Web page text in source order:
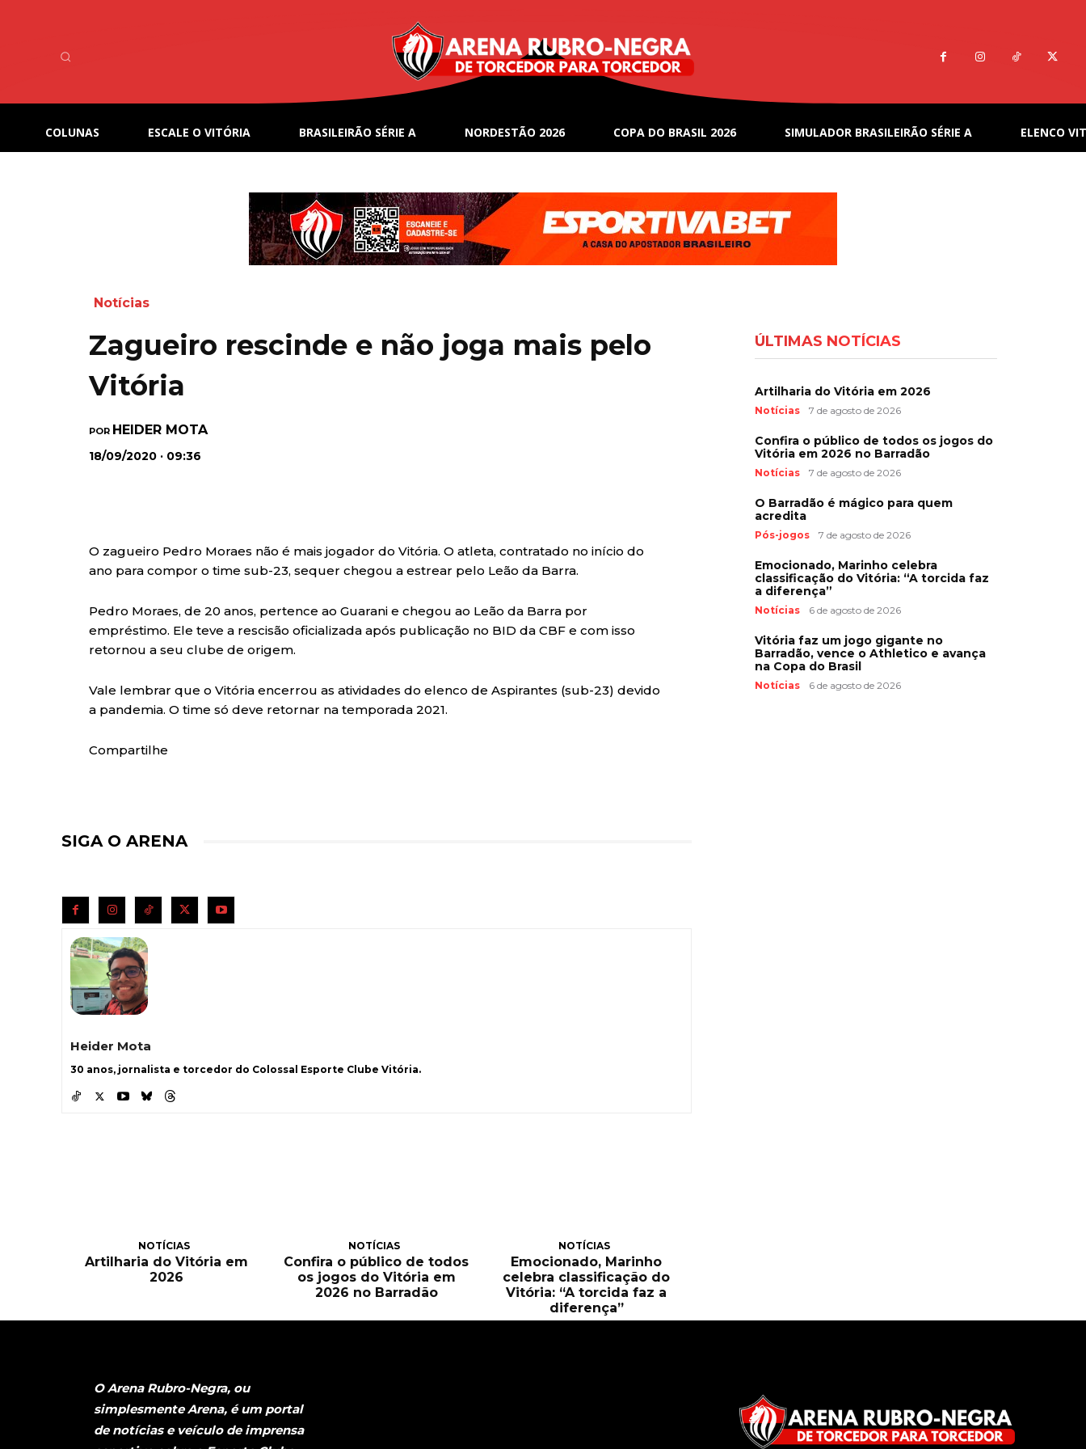
COLUNAS ESCALE O VITÓRIA BRASILEIRÃO SÉRIE A NORDESTÃO 2026 COPA DO BRASIL 2026 SIMULADOR BRASILEIRÃO SÉRIE A ELENCO
Notícias
Zagueiro rescinde e não joga mais pelo
Vitória
POR HEIDER MOTA
18/09/2020 · 09:36
O zagueiro Pedro Moraes não é mais jogador do Vitória. O atleta, contratado no início do
ano para compor o time sub-23, sequer chegou a estrear pelo Leão da Barra.
Pedro Moraes, de 20 anos, pertence ao Guarani e chegou ao Leão da Barra por
empréstimo. Ele teve a rescisão oficializada após publicação no BID da CBF e com isso
retornou a seu clube de origem.
Vale lembrar que o Vitória encerrou as atividades do elenco de Aspirantes (sub-23) devido
a pandemia. O time só deve retornar na temporada 2021.
Compartilhe
SIGA O ARENA
Heider Mota
30 anos, jornalista e torcedor do Colossal Esporte Clube Vitória.
NOTÍCIAS
Artilharia do Vitória em
2026
NOTÍCIAS
Confira o público de todos
os jogos do Vitória em
2026 no Barradão
NOTÍCIAS
Emocionado, Marinho
celebra classificação do
Vitória: “A torcida faz a
diferença”
ÚLTIMAS NOTÍCIAS
Artilharia do Vitória em 2026
Notícias 7 de agosto de 2026
Confira o público de todos os jogos do
Vitória em 2026 no Barradão
Notícias 7 de agosto de 2026
O Barradão é mágico para quem
acredita
Pós-jogos 7 de agosto de 2026
Emocionado, Marinho celebra
classificação do Vitória: “A torcida faz
a diferença”
Notícias 6 de agosto de 2026
Vitória faz um jogo gigante no
Barradão, vence o Athletico e avança
na Copa do Brasil
Notícias 6 de agosto de 2026
O Arena Rubro-Negra, ou
simplesmente Arena, é um portal
de notícias e veículo de imprensa